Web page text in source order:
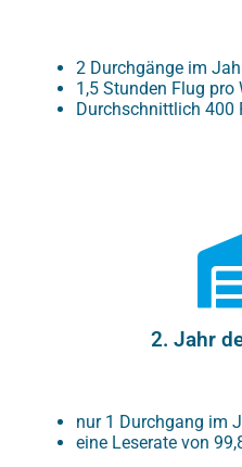
2 Durchgänge im
1,5 Stunden Flug pro
Durchschnittlich 400
2. Jahr
nur 1 Durchgang im
eine Leserate von